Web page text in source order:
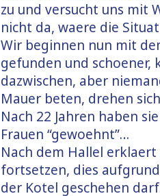
zu und versucht uns mit
nicht da, waere die
Wir beginnen nun mit
gefunden und
dazwischen, aber
Mauer beten, drehen
Nach 22 Jahren haben
Frauen “gewoehnt”…
Nach dem Hallel
fortsetzen, dies
der Kotel geschehen